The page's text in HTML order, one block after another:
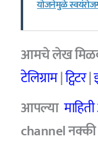
योजनेमुळे
आमचे लेख
टेलिग्राम|ट्विटर|
आपल्या
channel नक्की